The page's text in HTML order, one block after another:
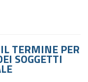
TERMINE PER
SOGGETTI